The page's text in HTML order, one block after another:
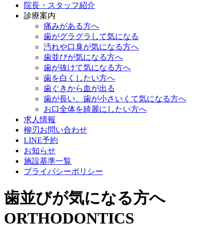
院長・スタッフ紹介
診療案内
痛みがある方へ
歯がグラグラして気になる
汚れや口臭が気になる方へ
歯並びが気になる方へ
歯が抜けて気になる方へ
歯を白くしたい方へ
歯ぐきから血が出る
歯が長い、歯が小さいくて気になる方へ
お口全体を綺麗にしたい方へ
求人情報
柳刃お問い合わせ
LINE予約
お知らせ
施設基準一覧
プライバシーポリシー
歯並びが気になる方へ
ORTHODONTICS